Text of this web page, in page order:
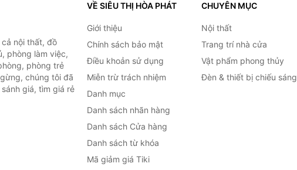
nội thất, đồ
phòng làm việc,
phòng trẻ
chúng tôi đã
giá, tìm giá rẻ
VỀ SIÊU THỊ HÒA PHÁT
Giới thiệu
Chính sách bảo mật
Điều khoản sử dụng
Miễn trừ trách nhiệm
Danh mục
Danh sách nhãn hàng
Danh sách Cửa hàng
Danh sách từ khóa
Mã giảm giá Tiki
CHUYÊN MỤC
Nội thất
Trang trí nhà cửa
Vật phẩm phong thủy
Đèn & thiết bị chiếu sáng